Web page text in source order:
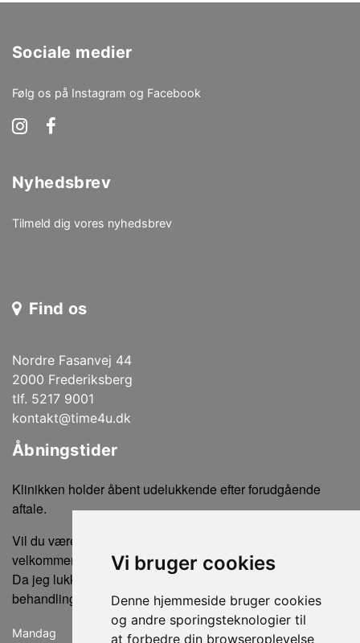
Vi bruger cookies
Denne hjemmeside bruger cookies
og andre sporingsteknologier til
at forbedre din browseroplevelse
Sociale medier
Følg os på Instagram og Facebook
Nyhedsbrev
Tilmeld dig vores nyhedsbrev
Find os
Nordre Fasanvej 44
2000 Frederiksberg
tlf. 5217 9001
kontakt@time4u.dk
Åbningstider
Klinikken holder åbent udelukkende efter forudgående
aftale.
Vil du være sikker på ikke at gå forgæves, er du altid
velkommen til at ringe eller sende en sms for tidsbestilling.
Da jeg lukker klinikken, når der ikke er bookede
behandlinger, kan der ikke købes produkter uden en aftale.
Mandag lukket